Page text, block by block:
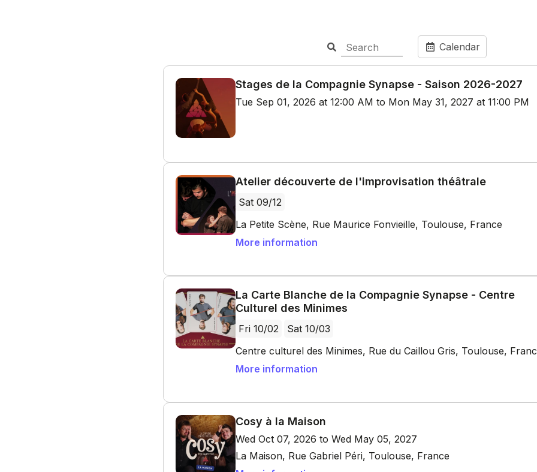
Calendar
Stages de la Compagnie Synapse - Saison 2026-2027
Tue Sep 01, 2026 at 12:00 AM to Mon May 31, 2027 at 11:00 PM
Atelier découverte de l'improvisation théâtrale
Sat 09/12
La Petite Scène, Rue Maurice Fonvieille, Toulouse, France
More information
La Carte Blanche de la Compagnie Synapse - Centre
Culturel des Minimes
Fri 10/02
Sat 10/03
Centre culturel des Minimes, Rue du Caillou Gris, Toulouse,
More information
Cosy à la Maison
Wed Oct 07, 2026 to Wed May 05, 2027
La Maison, Rue Gabriel Péri, Toulouse, France